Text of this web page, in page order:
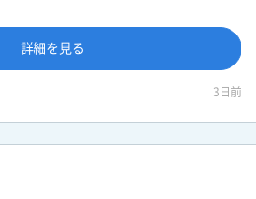
詳細を見る
3日前